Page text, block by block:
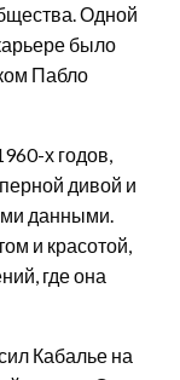
Одной
было
Пабло
х годов,
дивой и
данными.
и красотой,
где она
Кабалье на